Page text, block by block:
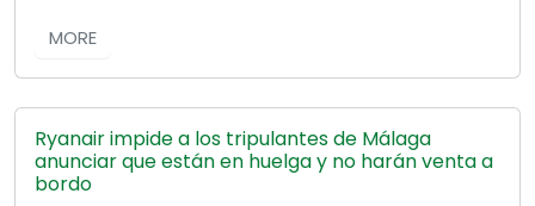
MORE
Ryanair impide a los tripulantes de Málaga
anunciar que están en huelga y no harán venta a
bordo